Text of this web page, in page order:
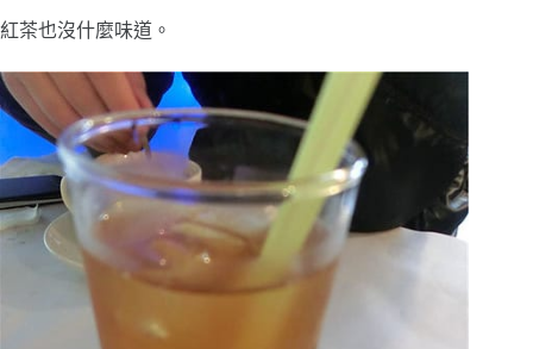
紅茶也沒什麼味道。